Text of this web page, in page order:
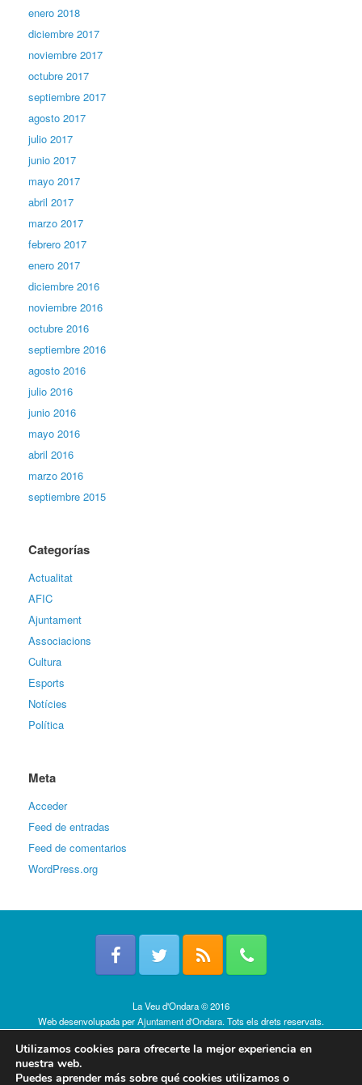
enero 2018
diciembre 2017
noviembre 2017
octubre 2017
septiembre 2017
agosto 2017
julio 2017
junio 2017
mayo 2017
abril 2017
marzo 2017
febrero 2017
enero 2017
diciembre 2016
noviembre 2016
octubre 2016
septiembre 2016
agosto 2016
julio 2016
junio 2016
mayo 2016
abril 2016
marzo 2016
septiembre 2015
Categorías
Actualitat
AFIC
Ajuntament
Associacions
Cultura
Esports
Notícies
Política
Meta
Acceder
Feed de entradas
Feed de comentarios
WordPress.org
La Veu d'Ondara © 2016
Web desenvolupada perAjuntament d'Ondara. Tots els drets reservats.
Utilizamos cookies para ofrecerte la mejor experiencia en
nuestra web.
Puedes aprender más sobre qué cookies utilizamos o